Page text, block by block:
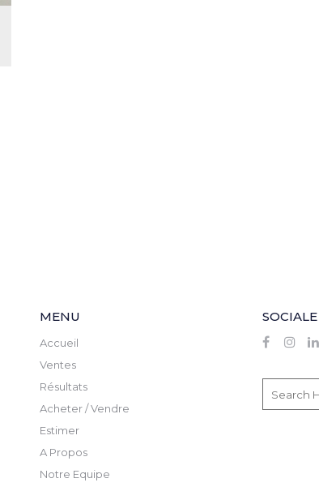
MENU
Accueil
Ventes
Résultats
Acheter / Vendre
Estimer
A Propos
Notre Equipe
SOCIALE